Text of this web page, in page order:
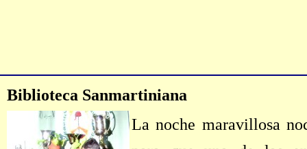
Biblioteca Sanmartiniana
La noche maravillosa